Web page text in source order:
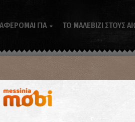
ΓΙΑ  ΤΟ ΜΑΛΕΒΙΖΙ ΣΤΟΥΣ